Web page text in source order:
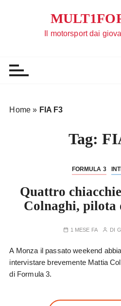
Il motorsport dai
Home » FIA F3
Tag:
FORMULA 3
Quattro
Colnaghi, pilota
1 MESE FA DI
A Monza il passato weekend
intervistare brevemente Mattia
di Formula 3.